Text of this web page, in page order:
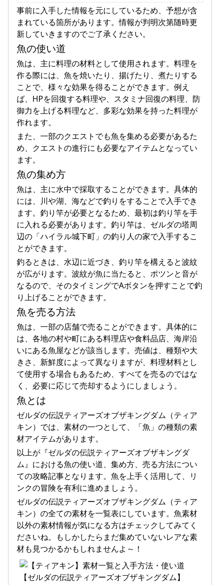
事前に入手した情報を元にしているため、予想が含
まれている箇所があります。情報が判明次第随時更
新していきますのでご了承ください。
魚の使い道
魚は、主に料理の材料として使用されます。料理を
作る際には、魚を焼いたり、揚げたり、煮たりする
ことで、様々な効果を得ることができます。例え
ば、HPを回復する料理や、スタミナ回復の料理、防
御力を上げる料理など、多彩な効果を持った料理が
作れます。
また、一部のクエストでも魚を集める必要があるた
め、クエストの進行にも必要なアイテムとなってい
ます。
魚の集め方
魚は、主に水中で採取することができます。具体的
には、川や湖、海などで釣りをすることで入手でき
ます。釣り竿が必要となるため、最初は釣り竿を手
に入れる必要があります。釣り竿は、ゼルダの塔周
辺の「ハイラル城下町」の釣り人の家で入手するこ
とができます。
釣るときは、水辺に近づき、釣り竿を構えると波紋
が広がります。波紋が魚に当たると、ポツンと音が
なるので、そのタイミングでAボタンを押すことで釣
り上げることができます。
魚を売る方法
魚は、一部の店舗で売ることができます。具体的に
は、各地の村や町にある料理店や食料品店、海岸沿
いにある魚屋などが該当します。売値は、種類や大
きさ、新鮮度によって異なりますが、料理材料とし
て使用する場合もあるため、すべてを売るのではな
く、必要に応じて売却するようにしましょう。
魚とは
ゼルダの伝説ティアーズオブザキングダム（ティア
キン）では、素材の一つとして、「魚」の種類の素
材アイテムがあります。
以上が『ゼルダの伝説ティアーズオブザキングダ
ム』における魚の使い道、集め方、売る方法につい
ての攻略記事となります。魚を上手く活用して、リ
ンクの冒険を有利に進めましょう。
ゼルダの伝説ティアーズオブザキングダム（ティア
キン）の全ての素材を一覧表にしています。魚素材
以外の素材情報が気になる方はチェックしてみてく
ださいね。もしかしたらまだ集めていないレアな素
材も見つかるかもしれませんよ～！